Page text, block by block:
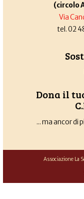
(circolo
Via
tel. 02
Dona il
... ma ancor di
Associazione La